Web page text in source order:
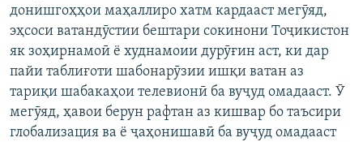
донишгоҳҳои маҳаллиро хатм кардааст мегӯяд,
эҳсоси ватандӯстии бештари сокинони Тоҷикистон
як зоҳирнамоӣ ё худнамоии дурӯғин аст, ки дар
пайи таблиғоти шабонарӯзии ишқи ватан аз
тариқи шабакаҳои телевионӣ ба вуҷуд омадааст. Ӯ
мегӯяд, ҳавои берун рафтан аз кишвар бо таъсири
глобализация ва ё ҷаҳонишавӣ ба вуҷуд омадааст